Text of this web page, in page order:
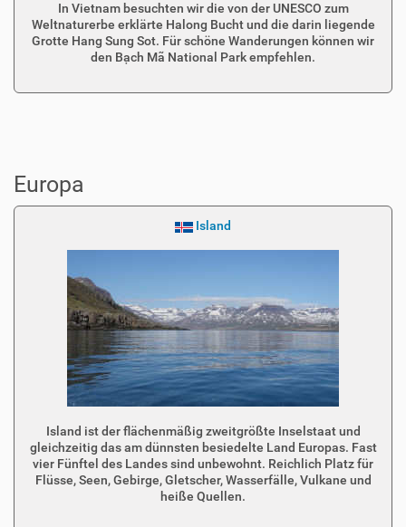
In Vietnam besuchten wir die von der UNESCO zum
Weltnaturerbe erklärte Halong Bucht und die darin liegende
Grotte Hang Sung Sot. Für schöne Wanderungen können wir
den Bạch Mã National Park empfehlen.
Europa
Island
Island ist der flächenmäßig zweitgrößte Inselstaat und
gleichzeitig das am dünnsten besiedelte Land Europas. Fast
vier Fünftel des Landes sind unbewohnt. Reichlich Platz für
Flüsse, Seen, Gebirge, Gletscher, Wasserfälle, Vulkane und
heiße Quellen.